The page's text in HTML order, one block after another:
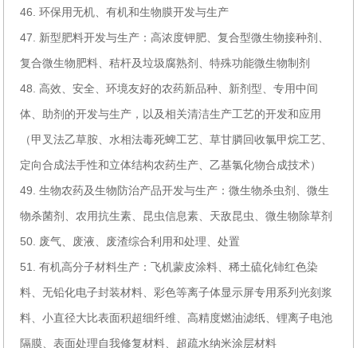
46. 环保用无机、有机和生物膜开发与生产
47. 新型肥料开发与生产：高浓度钾肥、复合型微生物接种剂、
复合微生物肥料、秸杆及垃圾腐熟剂、特殊功能微生物制剂
48. 高效、安全、环境友好的农药新品种、新剂型、专用中间
体、助剂的开发与生产，以及相关清洁生产工艺的开发和应用
（甲叉法乙草胺、水相法毒死蜱工艺、草甘膦回收氯甲烷工艺、
定向合成法手性和立体结构农药生产、乙基氯化物合成技术）
49. 生物农药及生物防治产品开发与生产：微生物杀虫剂、微生
物杀菌剂、农用抗生素、昆虫信息素、天敌昆虫、微生物除草剂
50. 废气、废液、废渣综合利用和处理、处置
51. 有机高分子材料生产：飞机蒙皮涂料、稀土硫化铈红色染
料、无铅化电子封装材料、彩色等离子体显示屏专用系列光刻浆
料、小直径大比表面积超细纤维、高精度燃油滤纸、锂离子电池
隔膜、表面处理自我修复材料、超疏水纳米涂层材料